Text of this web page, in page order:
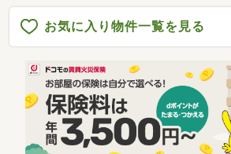
お気に入り物件一覧を見る